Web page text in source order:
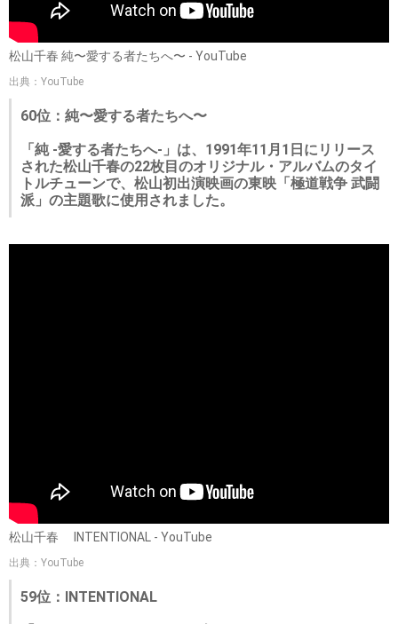
松山千春 純〜愛する者たちへ〜 - YouTube
出典：YouTube
60位：純〜愛する者たちへ〜
「純 -愛する者たちへ-」は、1991年11月1日にリリース
された松山千春の22枚目のオリジナル・アルバムのタイ
トルチューンで、松山初出演映画の東映「極道戦争 武闘
派」の主題歌に使用されました。
松山千春 INTENTIONAL - YouTube
出典：YouTube
59位：INTENTIONAL